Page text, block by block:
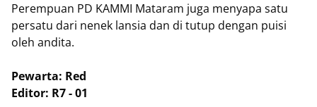
Perempuan PD KAMMI Mataram juga menyapa satu
persatu dari nenek lansia dan di tutup dengan puisi
oleh andita.
Pewarta: Red
Editor: R7 - 01